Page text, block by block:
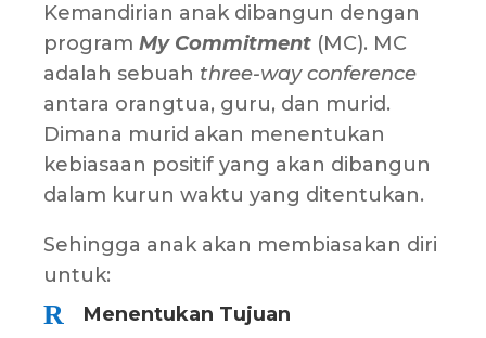
Kemandirian anak dibangun dengan
program My Commitment (MC). MC
adalah sebuah three-way conference
antara orangtua, guru, dan murid.
Dimana murid akan menentukan
kebiasaan positif yang akan dibangun
dalam kurun waktu yang ditentukan.
Sehingga anak akan membiasakan diri
untuk:
R Menentukan Tujuan